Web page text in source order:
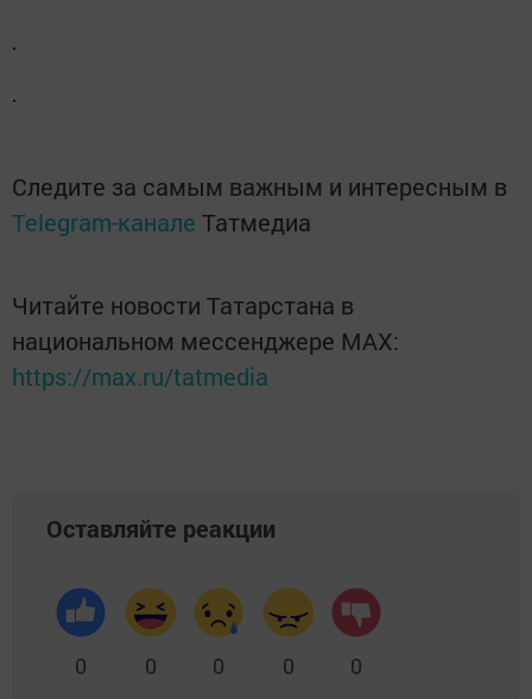
Следите за самым важным и интересным в
Telegram-канале Татмедиа
Читайте новости Татарстана в
национальном мессенджере MАХ:
https://max.ru/tatmedia
Оставляйте реакции
0 0 0 0 0